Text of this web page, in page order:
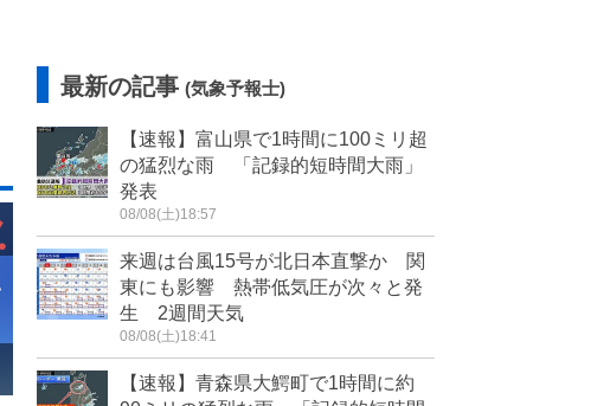
最新の記事 (気象予報士)
【速報】富山県で1時間に100ミリ超
の猛烈な雨 「記録的短時間大雨」
発表
08/08(土)18:57
来週は台風15号が北日本直撃か 関
東にも影響 熱帯低気圧が次々と発
生 2週間天気
08/08(土)18:41
【速報】青森県大鰐町で1時間に約